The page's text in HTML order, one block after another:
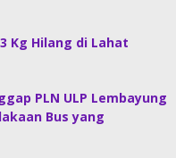
Kg Hilang di Lahat
PLN ULP Lembayung
Bus yang